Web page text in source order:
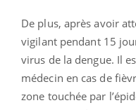
De plus, après avoir
vigilant pendant 15
virus de la dengue. Il
médecin en cas de
zone touchée par